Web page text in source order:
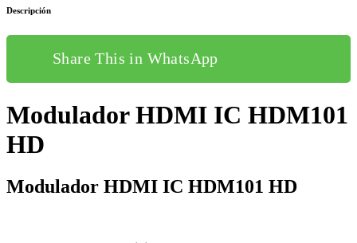
Descripción
Share This in WhatsApp
Modulador HDMI IC HDM101
HD
Modulador HDMI IC HDM101 HD